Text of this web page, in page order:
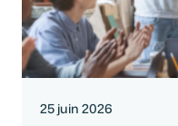
25 juin 2026